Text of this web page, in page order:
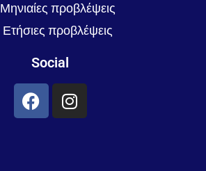
Μηνιαίες προβλέψεις
Ετήσιες προβλέψεις
Social